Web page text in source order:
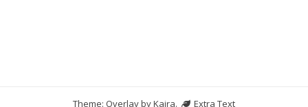
Theme: Overlay byKaira. Extra Text